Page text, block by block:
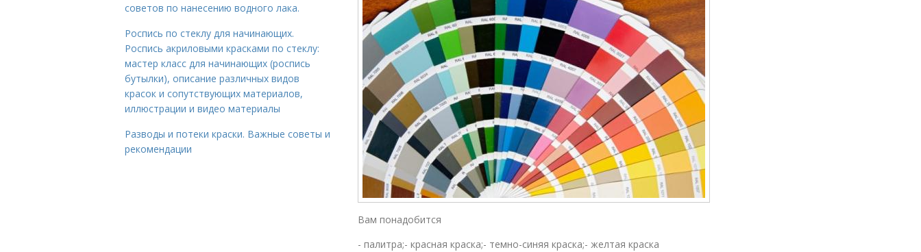
Вам понадобится
- палитра;- красная краска;- темно-синяя краска;- желтая краска
советов по нанесению водного лака.
Роспись по стеклу для начинающих.
Роспись акриловыми красками по стеклу:
мастер класс для начинающих (роспись
бутылки), описание различных видов
красок и сопутствующих материалов,
иллюстрации и видео материалы
Разводы и потеки краски. Важные советы и
рекомендации